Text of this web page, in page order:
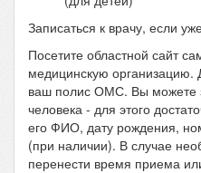
Записаться к врачу, если
Посетите областной сайт
медицинскую организацию.
ваш полис ОМС. Вы можете
человека - для этого
его ФИО, дату рождения,
(при наличии). В случае
перенести время приема